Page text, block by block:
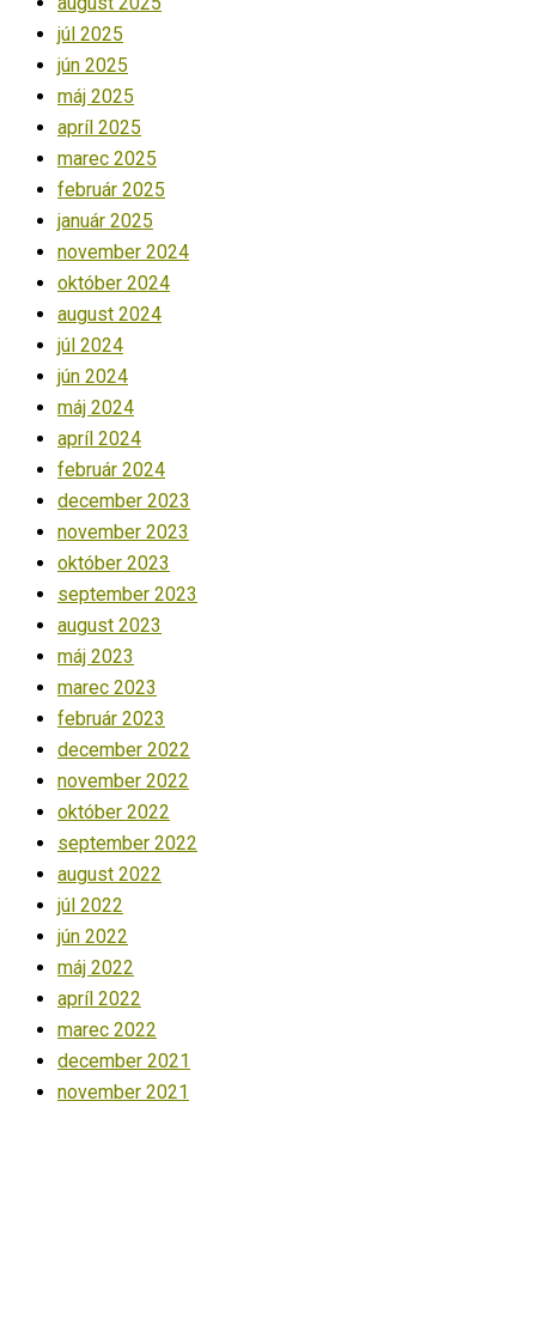
júl 2025
jún 2025
máj 2025
apríl 2025
marec 2025
február 2025
január 2025
november 2024
október 2024
august 2024
júl 2024
jún 2024
máj 2024
apríl 2024
február 2024
december 2023
november 2023
október 2023
september 2023
august 2023
máj 2023
marec 2023
február 2023
december 2022
november 2022
október 2022
september 2022
august 2022
júl 2022
jún 2022
máj 2022
apríl 2022
marec 2022
december 2021
november 2021